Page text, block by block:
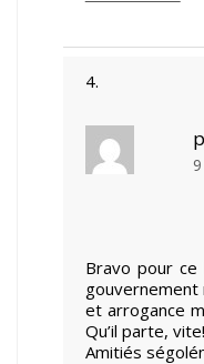
Bravo pour
gouvernement
et arrogance
Qu’il parte,
Amitiés